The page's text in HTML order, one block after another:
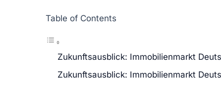
Table of Contents
Zukunftsausblick: Immobilienmarkt
Zukunftsausblick: Immobilienmarkt